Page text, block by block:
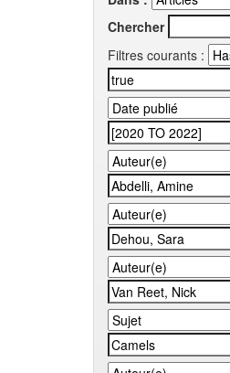
Chercher
Filtres courants :